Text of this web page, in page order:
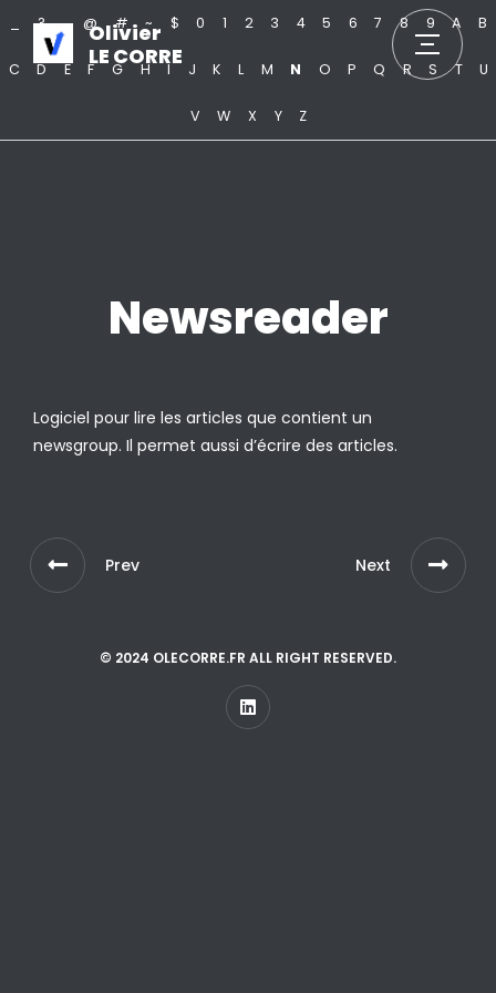
Olivier
LE CORRE
? . @ # ~ $ 0 1 2 3 4 5 6 7 8 9 A B
C D E F G H I J K L M N O P Q R S T U
V W X Y Z
Newsreader
Logiciel pour lire les articles que contient un
newsgroup. Il permet aussi d’écrire des articles.
Prev Next
© 2024 OLECORRE.FR ALL RIGHT RESERVED.